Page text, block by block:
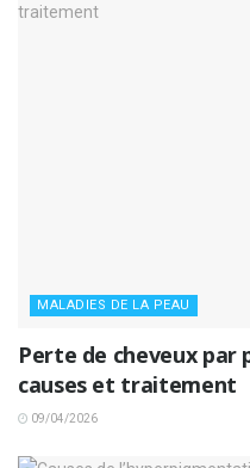
MALADIES DE LA PEAU
Perte de cheveux par
causes et traitement
09/04/2026